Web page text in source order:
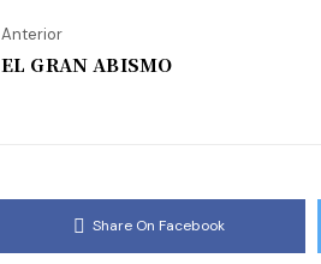
Anterior
EL GRAN ABISMO
Share On Facebook